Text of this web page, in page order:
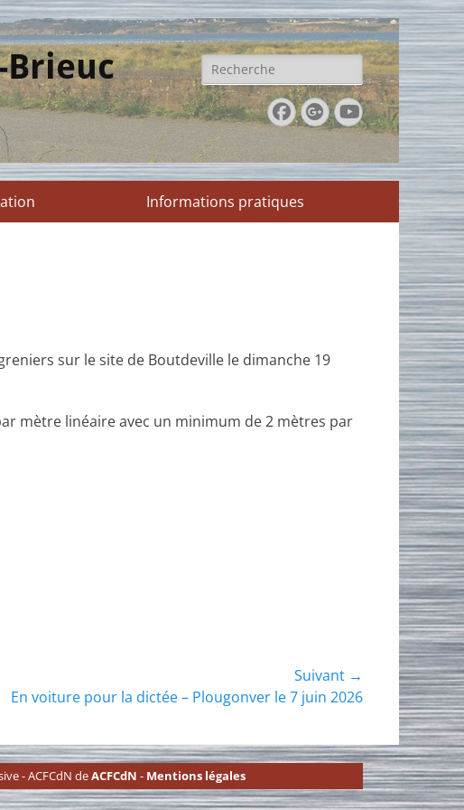
Brieuc Rechercher :
Facebook
Googleplus
YouTube
Informations pratiques
sur le site de Boutdeville le dimanche 19
mètre linéaire avec un minimum de 2 mètres par
Suivant →
En voiture pour la dictée – Plougonver le 7 juin 2026
- ACFCdN deACFCdN - Mentions légales